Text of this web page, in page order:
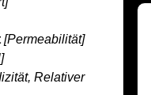
[Permeabilität]
Relativer